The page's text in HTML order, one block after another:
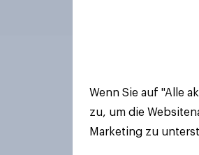
Wenn Sie auf "Alle
zu, um die
Marketing zu